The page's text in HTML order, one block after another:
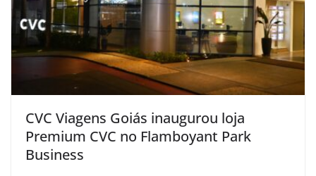
CVC Viagens Goiás inaugurou loja
Premium CVC no Flamboyant Park
Business